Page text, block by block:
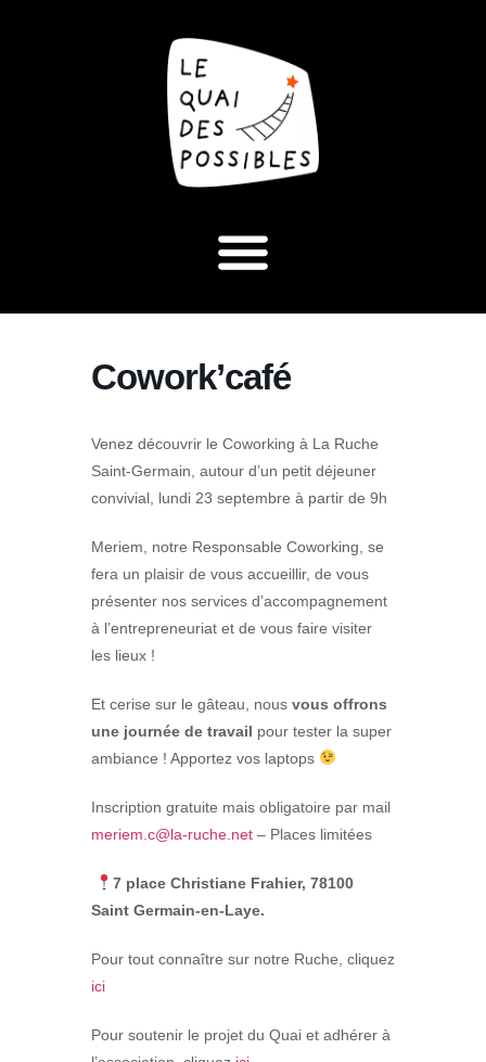
Cowork’café
Venez découvrir le Coworking à La Ruche
Saint-Germain, autour d’un petit déjeuner
convivial, lundi 23 septembre à partir de 9h
Meriem, notre Responsable Coworking, se
fera un plaisir de vous accueillir, de vous
présenter nos services d’accompagnement
à l’entrepreneuriat et de vous faire visiter
les lieux !
Et cerise sur le gâteau, nous vous offrons
une journée de travail pour tester la super
ambiance ! Apportez vos laptops
Inscription gratuite mais obligatoire par mail
meriem.c@la-ruche.net – Places limitées
7 place Christiane Frahier, 78100
Saint Germain-en-Laye.
Pour tout connaître sur notre Ruche, cliquez
ici
Pour soutenir le projet du Quai et adhérer à